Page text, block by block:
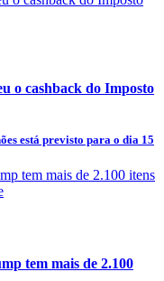
o cashback do Imposto
está previsto para o dia 15
tem mais de 2.100